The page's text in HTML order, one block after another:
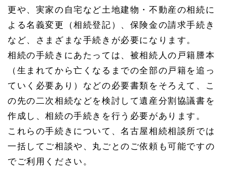
更や、実家の自宅など土地建物・不動産の相続に
よる名義変更（相続登記）、保険金の請求手続き
など、さまざまな手続きが必要になります。
相続の手続きにあたっては、被相続人の戸籍謄本
（生まれてから亡くなるまでの全部の戸籍を追っ
ていく必要あり）などの必要書類をそろえて、こ
の先の二次相続などを検討して遺産分割協議書を
作成し、相続の手続きを行う必要があります。
これらの手続きについて、名古屋相続相談所では
一括してご相談や、丸ごとのご依頼も可能ですの
でご利用ください。